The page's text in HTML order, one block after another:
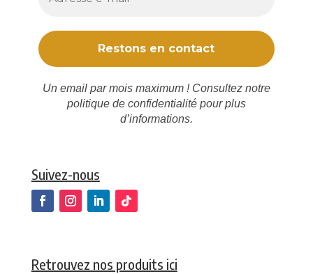
Un email par mois maximum ! Consultez notre
politique de confidentialitépour plus
d’informations.
Suivez-nous
Retrouvez nos produits ici